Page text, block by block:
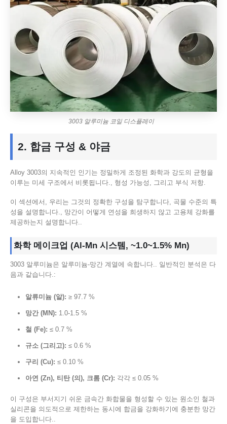
3003 알루미늄 코일 디스플레이
2. 합금 구성 & 야금
Alloy 3003의 지속적인 인기는 정밀하게 조정된 화학과 강도의 균형을
이루는 미세 구조에서 비롯됩니다., 형성 가능성, 그리고 부식 저항.
이 섹션에서, 우리는 그것의 정확한 구성을 탐구합니다, 곡물 수준의 특
성을 설명합니다., 망간이 어떻게 연성을 희생하지 않고 고용체 강화를
제공하는지 설명합니다..
화학 메이크업 (Al-Mn 시스템, ~1.0~1.5% Mn)
3003 알루미늄은 알루미늄-망간 계열에 속합니다.. 일반적인 분석은 다
음과 같습니다.:
알류미늄 (알): ≥ 97.7 %
망간 (MN): 1.0-1.5 %
철 (Fe): ≤ 0.7 %
규소 (그리고): ≤ 0.6 %
구리 (Cu): ≤ 0.10 %
아연 (Zn), 티탄 (의), 크롬 (Cr): 각각 ≤ 0.05 %
이 구성은 부서지기 쉬운 금속간 화합물을 형성할 수 있는 원소인 철과
실리콘을 의도적으로 제한하는 동시에 합금을 강화하기에 충분한 망간
을 도입합니다..